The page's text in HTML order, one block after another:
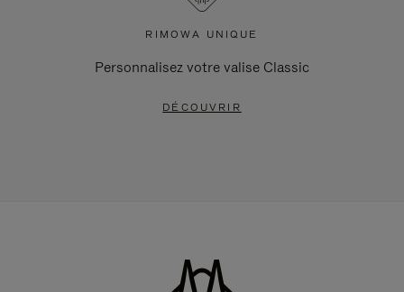
RIMOWA UNIQUE
Personnalisez votre valise Classic
DÉCOUVRIR